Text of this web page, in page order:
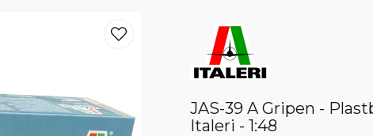
JAS-39 A Gripen -
Italeri - 1:48